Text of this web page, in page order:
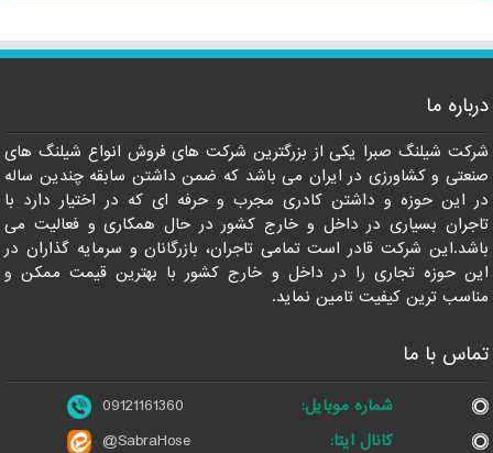
درباره ما
شرکت شیلنگ صبرا یکی از بزرگترین شرکت های فروش انواع شیلنگ های
صنعتی و کشاورزی در ایران می باشد که ضمن داشتن سابقه چندین ساله
در این حوزه و داشتن کادری مجرب و حرفه ای که در اختیار دارد با
تاجران بسیاری در داخل و خارج کشور در حال همکاری و فعالیت می
باشد.این شرکت قادر است تمامی تاجران، بازرگانان و سرمایه گذاران در
این حوزه تجاری را در داخل و خارج کشور با بهترین قیمت ممکن و
مناسب ترین کیفیت تامین نماید.
تماس با ما
شماره موبایل:
09121161360
کانال ایتا:
@SabraHose